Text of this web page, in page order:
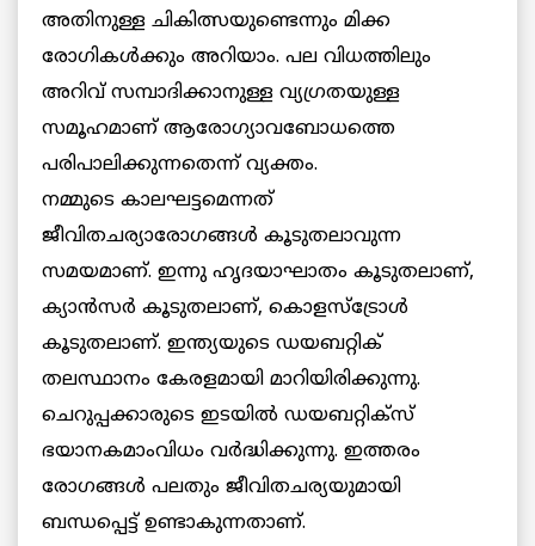
അതിനുള്ള ചികിത്സയുണ്ടെന്നും മിക്ക
രോഗികള്‍ക്കും അറിയാം. പല വിധത്തിലും
അറിവ് സമ്പാദിക്കാനുള്ള വ്യഗ്രതയുള്ള
സമൂഹമാണ് ആരോഗ്യാവബോധത്തെ
പരിപാലിക്കുന്നതെന്ന് വ്യക്തം.
നമ്മുടെ കാലഘട്ടമെന്നത്
ജീവിതചര്യാരോഗങ്ങള്‍ കൂടുതലാവുന്ന
സമയമാണ്. ഇന്നു ഹൃദയാഘാതം കൂടുതലാണ്,
ക്യാന്‍സര്‍ കൂടുതലാണ്, കൊളസ്ട്രോള്‍
കൂടുതലാണ്. ഇന്ത്യയുടെ ഡയബറ്റിക്
തലസ്ഥാനം കേരളമായി മാറിയിരിക്കുന്നു.
ചെറുപ്പക്കാരുടെ ഇടയില്‍ ഡയബറ്റിക്സ്
ഭയാനകമാംവിധം വര്‍ദ്ധിക്കുന്നു. ഇത്തരം
രോഗങ്ങള്‍ പലതും ജീവിതചര്യയുമായി
ബന്ധപ്പെട്ട് ഉണ്ടാകുന്നതാണ്.